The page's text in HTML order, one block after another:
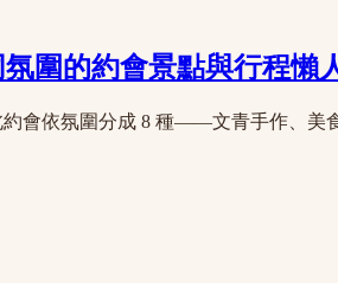
圍的約會景點與行程懶
會依氛圍分成 8 種——文青手作、美